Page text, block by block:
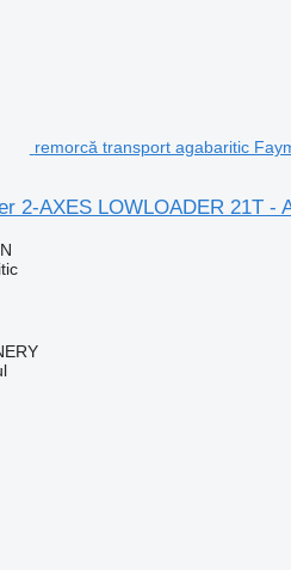
remorcă transport agabaritic
2-AXES LOWLOADER 21T -